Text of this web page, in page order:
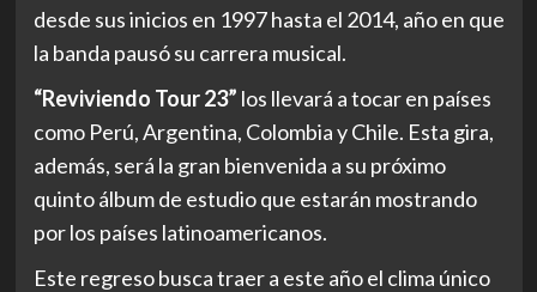
desde sus inicios en 1997 hasta el 2014, año en que
la banda pausó su carrera musical.
“Reviviendo Tour 23” los llevará a tocar en países
como Perú, Argentina, Colombia y Chile. Esta gira,
además, será la gran bienvenida a su próximo
quinto álbum de estudio que estarán mostrando
por los países latinoamericanos.
Este regreso busca traer a este año el clima único